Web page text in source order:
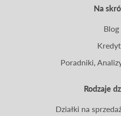
Na
Rodzaje
Blog
Poradniki,
Działki na